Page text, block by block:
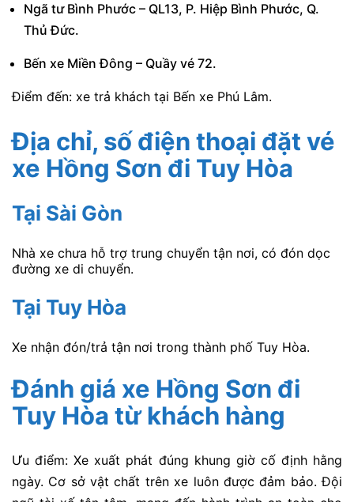
Ngã tư Bình Phước – QL13, P. Hiệp Bình Phước, Q.
Thủ Đức.
Bến xe Miền Đông – Quầy vé 72.
Điểm đến: xe trả khách tại Bến xe Phú Lâm.
Địa chỉ, số điện thoại đặt vé
xe Hồng Sơn đi Tuy Hòa
Tại Sài Gòn
Nhà xe chưa hỗ trợ trung chuyển tận nơi, có đón dọc
đường xe di chuyển.
Tại Tuy Hòa
Xe nhận đón/trả tận nơi trong thành phố Tuy Hòa.
Đánh giá xe Hồng Sơn đi
Tuy Hòa từ khách hàng
Ưu điểm: Xe xuất phát đúng khung giờ cố định hằng
ngày. Cơ sở vật chất trên xe luôn được đảm bảo. Đội